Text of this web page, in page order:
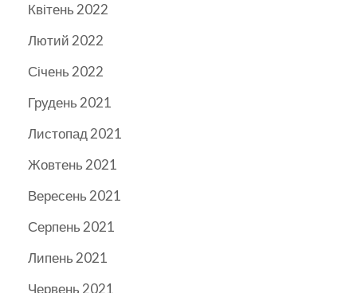
Квітень 2022
Лютий 2022
Січень 2022
Грудень 2021
Листопад 2021
Жовтень 2021
Вересень 2021
Серпень 2021
Липень 2021
Червень 2021